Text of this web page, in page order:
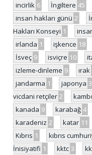
incirlik 6 İngiltere 45
insan hakları günü 2
Hakları Konseyi 1
irlanda 1 işkence 18
İsveç 9 isviçre 10
izleme-dinleme 9 ırak
jandarma 1 japonya
vicdani retçiler 2
kanada 9 karabağ 4
karadeniz 2 katar 11
Kıbrıs 1 kıbrıs
İnisiyatifi 1 kktc 3